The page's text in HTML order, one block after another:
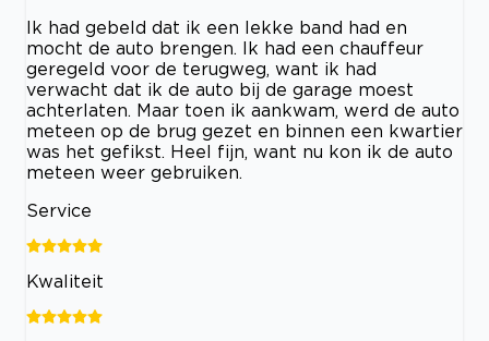
Ik had gebeld dat ik een lekke band had en
mocht de auto brengen. Ik had een chauffeur
geregeld voor de terugweg, want ik had
verwacht dat ik de auto bij de garage moest
achterlaten. Maar toen ik aankwam, werd de auto
meteen op de brug gezet en binnen een kwartier
was het gefikst. Heel fijn, want nu kon ik de auto
meteen weer gebruiken.
Service
Kwaliteit